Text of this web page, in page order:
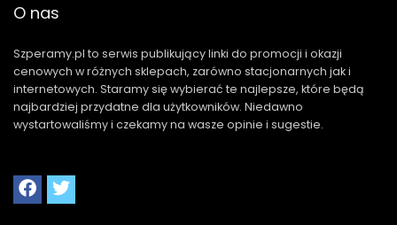
O nas
Szperamy.pl to serwis publikujący linki do promocji i okazji
cenowych w różnych sklepach, zarówno stacjonarnych jak i
internetowych. Staramy się wybierać te najlepsze, które będą
najbardziej przydatne dla użytkowników. Niedawno
wystartowaliśmy i czekamy na wasze opinie i sugestie.